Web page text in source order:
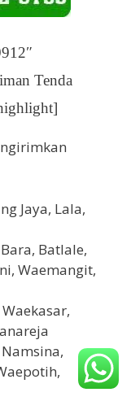
Tenda
Jaya, Lala,
Batlale,
Waemangit,